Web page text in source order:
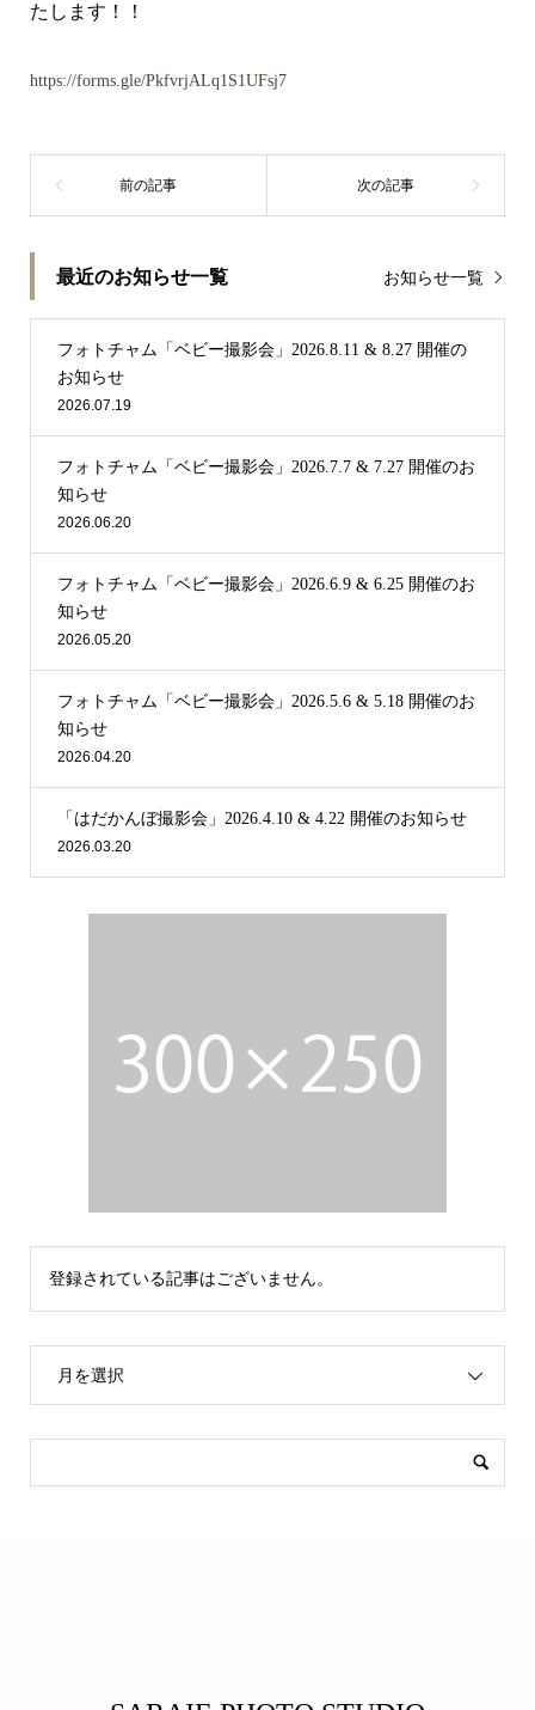
たします！！
https://forms.gle/PkfvrjALq1S1UFsj7
最近のお知らせ一覧 お知らせ一覧
フォトチャム「ベビー撮影会」2026.8.11 & 8.27 開催の
お知らせ
2026.07.19
フォトチャム「ベビー撮影会」2026.7.7 & 7.27 開催のお
知らせ
2026.06.20
フォトチャム「ベビー撮影会」2026.6.9 & 6.25 開催のお
知らせ
2026.05.20
フォトチャム「ベビー撮影会」2026.5.6 & 5.18 開催のお
知らせ
2026.04.20
「はだかんぼ撮影会」2026.4.10 & 4.22 開催のお知らせ
2026.03.20
登録されている記事はございません。
月を選択